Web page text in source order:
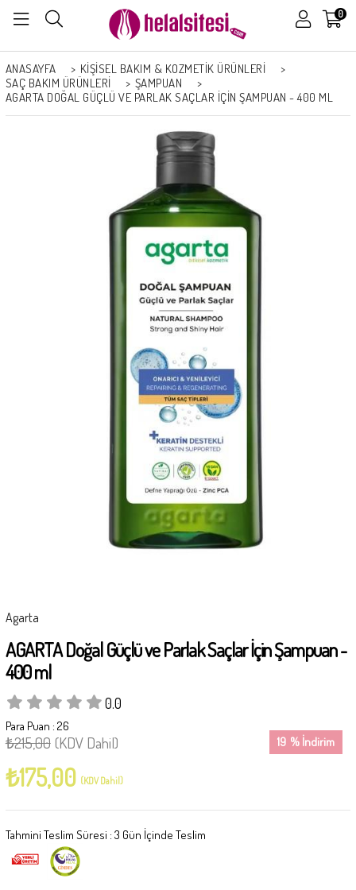
0
ANASAYFA > KİŞİSEL BAKIM & KOZMETİK ÜRÜNLERİ
>
SAÇ BAKIM ÜRÜNLERI
> ŞAMPUAN
>
AGARTA DOĞAL GÜÇLÜ VE PARLAK SAÇLAR İÇIN ŞAMPUAN - 400 ML
Agarta
AGARTA Doğal Güçlü ve Parlak Saçlar İçin Şampuan -
400 ml
0.0
Para Puan : 26
%
19 İndirim
₺215,00 (KDV Dahil)
₺175,00 (KDV Dahil)
Tahmini Teslim Süresi : 3 Gün İçinde Teslim